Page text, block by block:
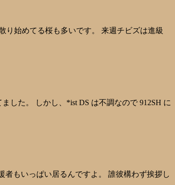
り始めてる桜も多いです。 来週チビズは進級
した。 しかし、*ist DS は不調なので 912SH に
者もいっぱい居るんですよ。 誰彼構わず挨拶し